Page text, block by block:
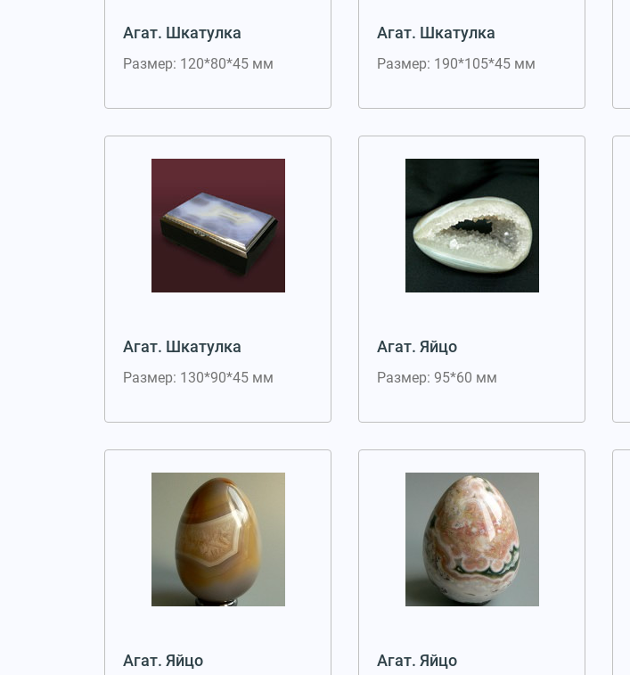
Агат. Шкатулка
Размер: 120*80*45 мм
Агат. Шкатулка
Размер: 190*105*45 мм
Агат. Шкатулка
Размер: 130*90*45 мм
Агат. Яйцо
Размер: 95*60 мм
Агат. Яйцо Агат. Яйцо